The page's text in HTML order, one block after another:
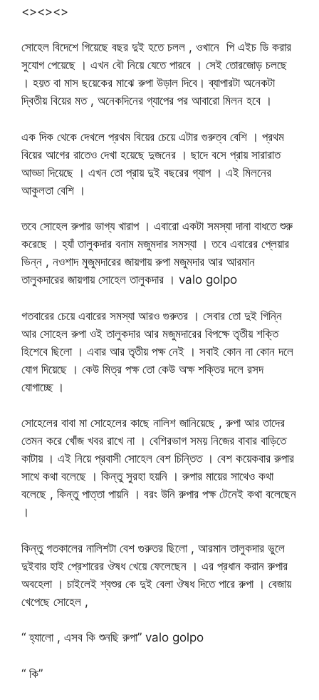
<><><>
সোহেল বিদেশে গিয়েছে বছর দুই হতে চলল , ওখানে পি এইচ ডি করার
সুযোগ পেয়েছে । এখন বৌ নিয়ে যেতে পারবে । সেই তোরজোড় চলছে
। হয়ত বা মাস ছয়েকের মাঝে রুপা উড়াল দিবে। ব্যাপারটা অনেকটা
দ্বিতীয় বিয়ের মত , অনেকদিনের গ্যাপের পর আবারো মিলন হবে ।
এক দিক থেকে দেখলে প্রথম বিয়ের চেয়ে এটার গুরুত্ব বেশি । প্রথম
বিয়ের আগের রাতেও দেখা হয়েছে দুজনের । ছাদে বসে প্রায় সারারাত
আড্ডা দিয়েছে । এখন তো প্রায় দুই বছরের গ্যাপ । এই মিলনের
আকুলতা বেশি ।
তবে সোহেল রুপার ভাগ্য খারাপ । এবারো একটা সমস্যা দানা বাধতে শুরু
করেছে । হ্যাঁ তালুকদার বনাম মজুমদার সমস্যা । তবে এবারের প্লেয়ার
ভিন্ন , নওশাদ মুজুমদারের জায়গায় রুপা মজুমদার আর আরমান
তালুকদারের জায়গায় সোহেল তালুকদার । valo golpo
গতবারের চেয়ে এবারের সমস্যা আরও গুরুতর । সেবার তো দুই গিন্নি
আর সোহেল রুপা ওই তালুকদার আর মজুমদারের বিপক্ষে তৃতীয় শক্তি
হিশেবে ছিলো । এবার আর তৃতীয় পক্ষ নেই । সবাই কোন না কোন দলে
যোগ দিয়েছে । কেউ মিত্র পক্ষ তো কেউ অক্ষ শক্তির দলে রসদ
যোগাচ্ছে ।
সোহেলের বাবা মা সোহেলের কাছে নালিশ জানিয়েছে , রুপা আর তাদের
তেমন করে খোঁজ খবর রাখে না । বেশিরভাগ সময় নিজের বাবার বাড়িতে
কাটায় । এই নিয়ে প্রবাসী সোহেল বেশ চিন্তিত । বেশ কয়েকবার রুপার
সাথে কথা বলেছে । কিন্তু সুরহা হয়নি । রুপার মায়ের সাথেও কথা
বলেছে , কিন্তু পাত্তা পায়নি । বরং উনি রুপার পক্ষ টেনেই কথা বলেছেন
।
কিন্তু গতকালের নালিশটা বেশ গুরুতর ছিলো , আরমান তালুকদার ভুলে
দুইবার হাই প্রেশারের ঔষধ খেয়ে ফেলেছেন । এর প্রধান করান রুপার
অবহেলা । চাইলেই শ্বশুর কে দুই বেলা ঔষধ দিতে পারে রুপা । বেজায়
খেপেছে সোহেল ,
“ হ্যালো , এসব কি শুনছি রুপা” valo golpo
“ কি”